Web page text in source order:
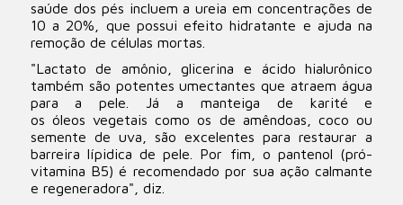
saúde dos pés incluem a ureia em concentrações de
10 a 20%, que possui efeito hidratante e ajuda na
remoção de células mortas.
"Lactato de amônio, glicerina e ácido hialurônico
também são potentes umectantes que atraem água
para a pele. Já a manteiga de karité e
os óleos vegetais como os de amêndoas, coco ou
semente de uva, são excelentes para restaurar a
barreira lípidica de pele. Por fim, o pantenol (pró-
vitamina B5) é recomendado por sua ação calmante
e regeneradora", diz.